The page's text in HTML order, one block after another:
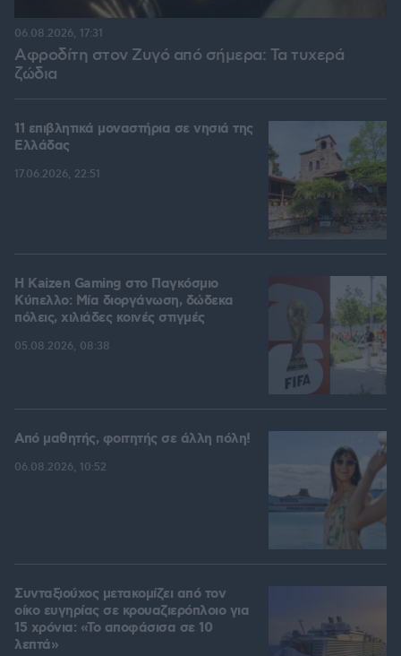
Αφροδίτη στον Ζυγό από σήμερα: Τα τυχερά
ζώδια
06.08.2026, 17:31
11 επιβλητικά μοναστήρια σε νησιά της
Ελλάδας
17.06.2026, 22:51
H Kaizen Gaming στο Παγκόσμιο
Kύπελλο: Μία διοργάνωση, δώδεκα
πόλεις, χιλιάδες κοινές στιγμές
05.08.2026, 08:38
Από μαθητής, φοιτητής σε άλλη πόλη!
06.08.2026, 10:52
Συνταξιούχος μετακομίζει από τον
οίκο ευγηρίας σε κρουαζιερόπλοιο για
15 χρόνια: «Το αποφάσισα σε 10
λεπτά»